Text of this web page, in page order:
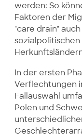
werden: So
Faktoren der
"care drain"
In der ersten
Verflechtungen
Fallauswahl
Polen und